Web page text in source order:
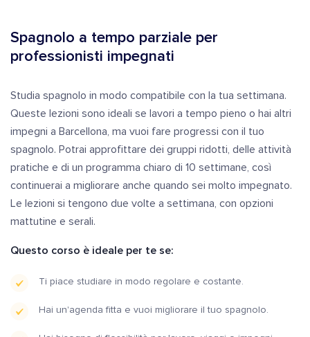
Spagnolo a tempo parziale per
professionisti impegnati
Studia spagnolo in modo compatibile con la tua settimana.
Queste lezioni sono ideali se lavori a tempo pieno o hai altri
impegni a Barcellona, ma vuoi fare progressi con il tuo
spagnolo. Potrai approfittare dei gruppi ridotti, delle attività
pratiche e di un programma chiaro di 10 settimane, così
continuerai a migliorare anche quando sei molto impegnato.
Le lezioni si tengono due volte a settimana, con opzioni
mattutine e serali.
Questo corso è ideale per te se:
Ti piace studiare in modo regolare e costante.
Hai un'agenda fitta e vuoi migliorare il tuo spagnolo.